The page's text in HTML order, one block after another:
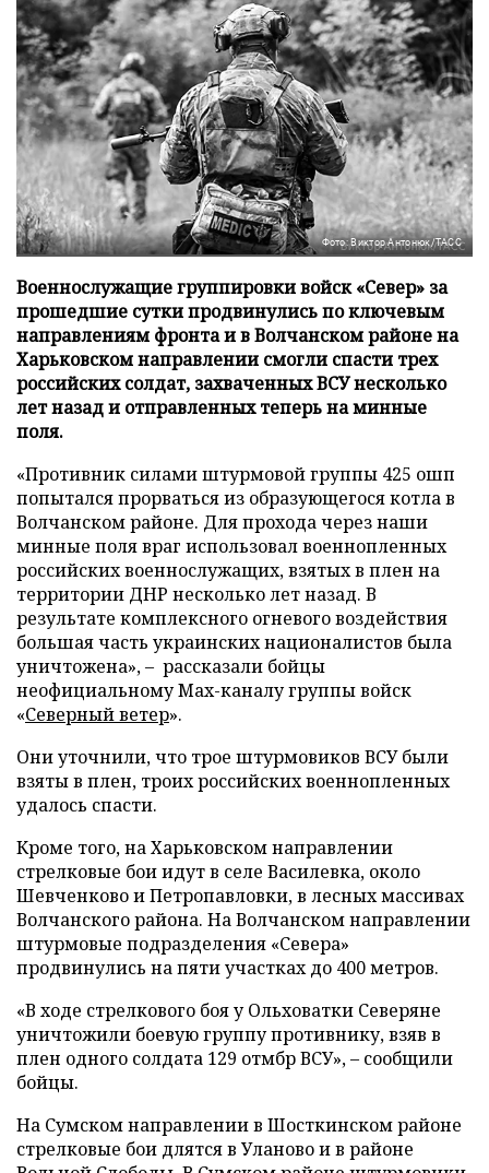
Фото: Виктор Антонюк/ТАСС
Военнослужащие группировки войск «Север» за
прошедшие сутки продвинулись по ключевым
направлениям фронта и в Волчанском районе на
Харьковском направлении смогли спасти трех
российских солдат, захваченных ВСУ несколько
лет назад и отправленных теперь на минные
поля.
«Противник силами штурмовой группы 425 ошп
попытался прорваться из образующегося котла в
Волчанском районе. Для прохода через наши
минные поля враг использовал военнопленных
российских военнослужащих, взятых в плен на
территории ДНР несколько лет назад. В
результате комплексного огневого воздействия
большая часть украинских националистов была
уничтожена», – рассказали бойцы
неофициальному Max-каналу группы войск
«Северный ветер».
Они уточнили, что трое штурмовиков ВСУ были
взяты в плен, троих российских военнопленных
удалось спасти.
Кроме того, на Харьковском направлении
стрелковые бои идут в селе Василевка, около
Шевченково и Петропавловки, в лесных массивах
Волчанского района. На Волчанском направлении
штурмовые подразделения «Севера»
продвинулись на пяти участках до 400 метров.
«В ходе стрелкового боя у Ольховатки Северяне
уничтожили боевую группу противнику, взяв в
плен одного солдата 129 отмбр ВСУ», – сообщили
бойцы.
На Сумском направлении в Шосткинском районе
стрелковые бои длятся в Уланово и в районе